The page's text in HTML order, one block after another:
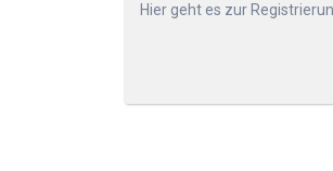
Hier geht es zur